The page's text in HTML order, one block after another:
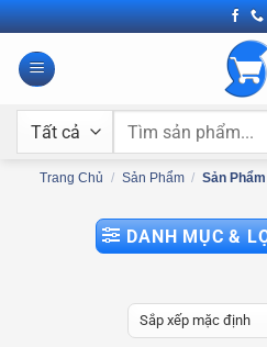
Bỏ
qua
nội
Tìm
Trang Chủ / Sản Phẩm / Sản
DANH MỤC &